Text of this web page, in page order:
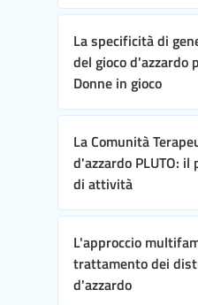
La specificità di
del gioco d'azzardo
Donne in gioco
La Comunità
d'azzardo PLUTO:
di attività
L'approccio
trattamento dei
d'azzardo